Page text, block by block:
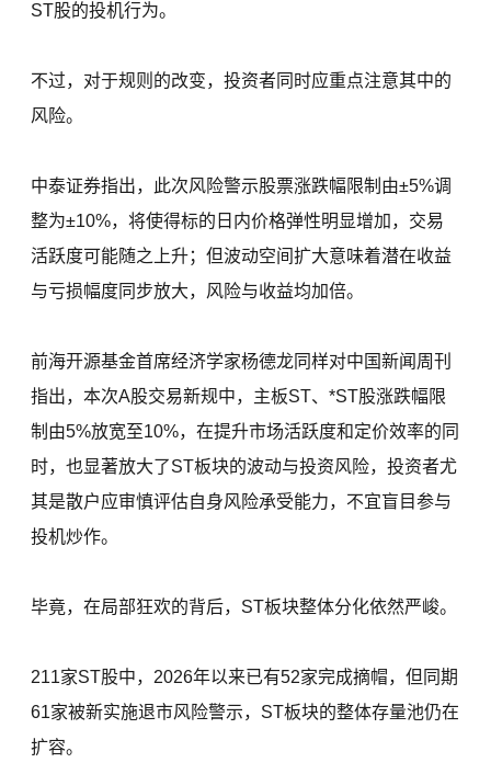
ST股的投机行为。
不过，对于规则的改变，投资者同时应重点注意其中的
风险。
中泰证券指出，此次风险警示股票涨跌幅限制由±5%调
整为±10%，将使得标的日内价格弹性明显增加，交易
活跃度可能随之上升；但波动空间扩大意味着潜在收益
与亏损幅度同步放大，风险与收益均加倍。
前海开源基金首席经济学家杨德龙同样对中国新闻周刊
指出，本次A股交易新规中，主板ST、*ST股涨跌幅限
制由5%放宽至10%，在提升市场活跃度和定价效率的同
时，也显著放大了ST板块的波动与投资风险，投资者尤
其是散户应审慎评估自身风险承受能力，不宜盲目参与
投机炒作。
毕竟，在局部狂欢的背后，ST板块整体分化依然严峻。
211家ST股中，2026年以来已有52家完成摘帽，但同期
61家被新实施退市风险警示，ST板块的整体存量池仍在
扩容。